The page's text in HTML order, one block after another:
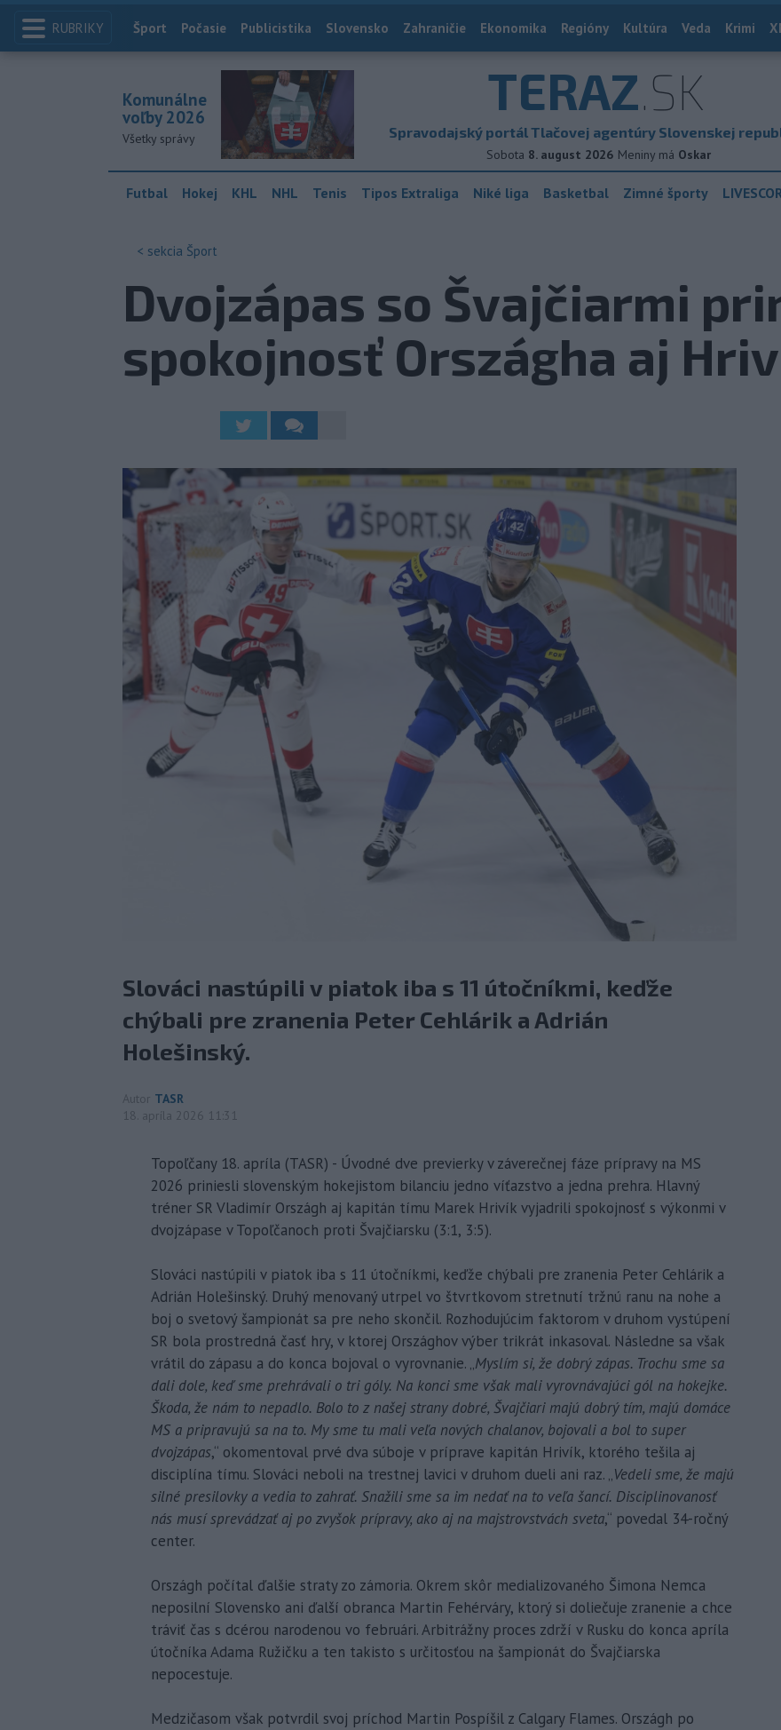
RUBRIKY Index
Šport Počasie Publicistika Slovensko Zahraničie Ekonomika Regióny Kultúra Veda Krimi
TERAZ.SK
Spravodajský portál Tlačovej agentúry Slovenskej
Sobota 8. august 2026 Meniny má Oskar
Komunálne
voľby 2026
Všetky správy
Futbal Hokej KHL NHL Tenis Tipos Extraliga Niké liga Basketbal Zimné športy
< sekcia Šport
Dvojzápas so Švajčiarmi
spokojnosť Országha aj
Slováci nastúpili v piatok iba s 11 útočníkmi, keďže
chýbali pre zranenia Peter Cehlárik a Adrián
Holešinský.
Autor TASR
18. apríla 2026 11:31
Topoľčany 18. apríla (TASR) - Úvodné dve previerky v záverečnej fáze prípravy na MS
2026 priniesli slovenským hokejistom bilanciu jedno víťazstvo a jedna prehra. Hlavný
tréner SR Vladimír Országh aj kapitán tímu Marek Hrivík vyjadrili spokojnosť s výkonmi v
dvojzápase v Topoľčanoch proti Švajčiarsku (3:1, 3:5).
Slováci nastúpili v piatok iba s 11 útočníkmi, keďže chýbali pre zranenia Peter Cehlárik a
Adrián Holešinský. Druhý menovaný utrpel vo štvrtkovom stretnutí tržnú ranu na nohe a
boj o svetový šampionát sa pre neho skončil. Rozhodujúcim faktorom v druhom vystúpení
SR bola prostredná časť hry, v ktorej Országhov výber trikrát inkasoval. Následne sa však
vrátil do zápasu a do konca bojoval o vyrovnanie. „Myslím si, že dobrý zápas. Trochu sme sa
dali dole, keď sme prehrávali o tri góly. Na konci sme však mali vyrovnávajúci gól na hokejke.
Škoda, že nám to nepadlo. Bolo to z našej strany dobré, Švajčiari majú dobrý tím, majú domáce
MS a pripravujú sa na to. My sme tu mali veľa nových chalanov, bojovali a bol to super
dvojzápas,“ okomentoval prvé dva súboje v príprave kapitán Hrivík, ktorého tešila aj
disciplína tímu. Slováci neboli na trestnej lavici v druhom dueli ani raz. „Vedeli sme, že majú
silné presilovky a vedia to zahrať. Snažili sme sa im nedať na to veľa šancí. Disciplinovanosť
nás musí sprevádzať aj po zvyšok prípravy, ako aj na majstrovstvách sveta,“ povedal 34-ročný
center.
Országh počítal ďalšie straty zo zámoria. Okrem skôr medializovaného Šimona Nemca
neposilní Slovensko ani ďalší obranca Martin Fehérváry, ktorý si doliečuje zranenie a chce
tráviť čas s dcérou narodenou vo februári. Arbitrážny proces zdrží v Rusku do konca apríla
útočníka Adama Ružičku a ten takisto s určitosťou na šampionát do Švajčiarska
nepocestuje.
Medzičasom však potvrdil svoj príchod Martin Pospíšil z Calgary Flames. Országh po